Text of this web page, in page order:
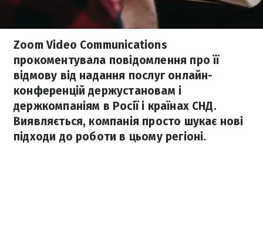
Zoom Video Communications
прокоментувала повідомлення про її
відмову від надання послуг онлайн-
конференцій держустановам і
держкомпаніям в Росії і країнах СНД.
Виявляється, компанія просто шукає нові
підходи до роботи в цьому регіоні.